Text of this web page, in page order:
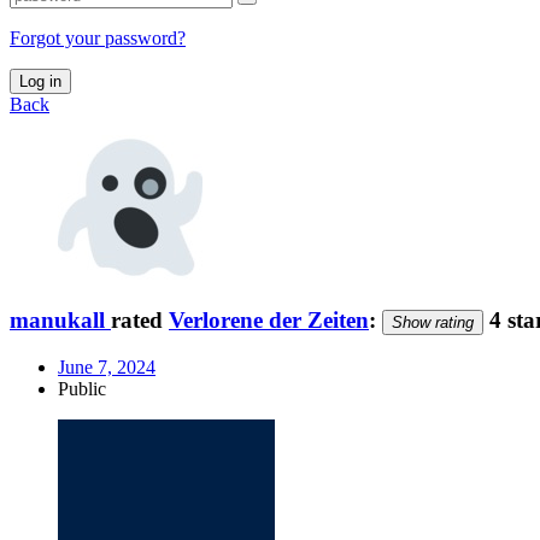
Forgot your password?
Log in
Back
manukall rated Verlorene der Zeiten: Show rating 4
June 7, 2024
Public